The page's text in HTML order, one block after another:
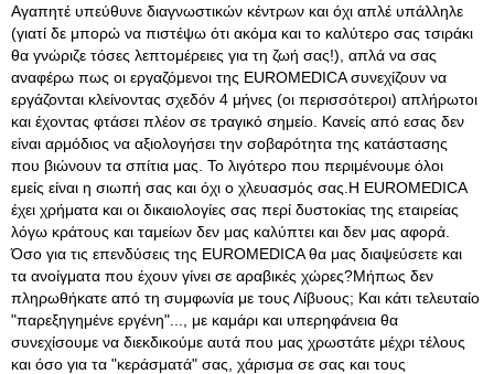
Αγαπητέ υπεύθυνε διαγνωστικών κέντρων και όχι απλέ υπάλληλε
(γιατί δε μπορώ να πιστέψω ότι ακόμα και το καλύτερο σας τσιράκι
θα γνώριζε τόσες λεπτομέρειες για τη ζωή σας!), απλά να σας
αναφέρω πως οι εργαζόμενοι της EUROMEDICA συνεχίζουν να
εργάζονται κλείνοντας σχεδόν 4 μήνες (οι περισσότεροι) απλήρωτοι
και έχοντας φτάσει πλέον σε τραγικό σημείο. Κανείς από εσας δεν
είναι αρμόδιος να αξιολογήσει την σοβαρότητα της κατάστασης
που βιώνουν τα σπίτια μας. Το λιγότερο που περιμένουμε όλοι
εμείς είναι η σιωπή σας και όχι ο χλευασμός σας.Η EUROMEDICA
έχει χρήματα και οι δικαιολογίες σας περί δυστοκίας της εταιρείας
λόγω κράτους και ταμείων δεν μας καλύπτει και δεν μας αφορά.
Όσο για τις επενδύσεις της EUROMEDICA θα μας διαψεύσετε και
τα ανοίγματα που έχουν γίνει σε αραβικές χώρες?Μήπως δεν
πληρωθήκατε από τη συμφωνία με τους Λίβυους; Και κάτι τελευταίο
"παρεξηγημένε εργένη"..., με καμάρι και υπερηφάνεια θα
συνεχίσουμε να διεκδικούμε αυτά που μας χρωστάτε μέχρι τέλους
και όσο για τα "κεράσματά" σας, χάρισμα σε σας και τους